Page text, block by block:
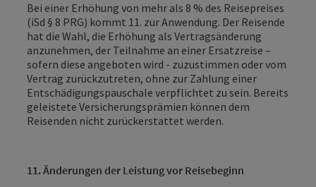
Bei einer Erhöhung von mehr als 8 % des Reisepreises
(iSd § 8 PRG) kommt 11. zur Anwendung. Der Reisende
hat die Wahl, die Erhöhung als Vertragsänderung
anzunehmen, der Teilnahme an einer Ersatzreise –
sofern diese angeboten wird - zuzustimmen oder vom
Vertrag zurückzutreten, ohne zur Zahlung einer
Entschädigungspauschale verpflichtet zu sein. Bereits
geleistete Versicherungsprämien können dem
Reisenden nicht zurückerstattet werden.
11. Änderungen der Leistung vor Reisebeginn